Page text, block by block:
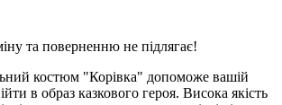
та поверненню не підлягає!
костюм "Корівка" допоможе вашій
в образ казкового героя. Висока якість